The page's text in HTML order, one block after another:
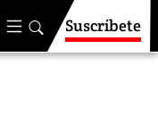
Suscríbete